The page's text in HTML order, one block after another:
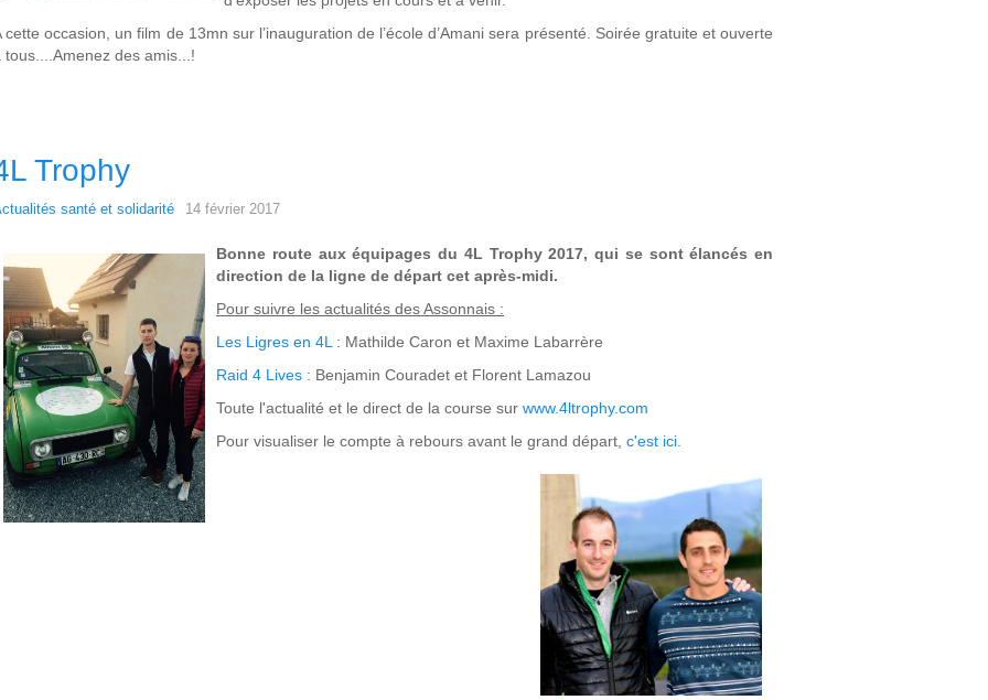
cette occasion, un film de 13mn sur l’inauguration de l’école d’Amani sera présenté. Soirée gratuite et ouverte
tous....Amenez des amis...!
Trophy
santé et solidarité 14 février 2017
Bonne route aux équipages du 4L Trophy 2017, qui se sont élancés en
direction de la ligne de départ cet après-midi.
Pour suivre les actualités des Assonnais :
Les Ligres en 4L : Mathilde Caron et Maxime Labarrère
Raid 4 Lives : Benjamin Couradet et Florent Lamazou
Toute l'actualité et le direct de la course sur www.4ltrophy.com
Pour visualiser le compte à rebours avant le grand départ, c'est ici